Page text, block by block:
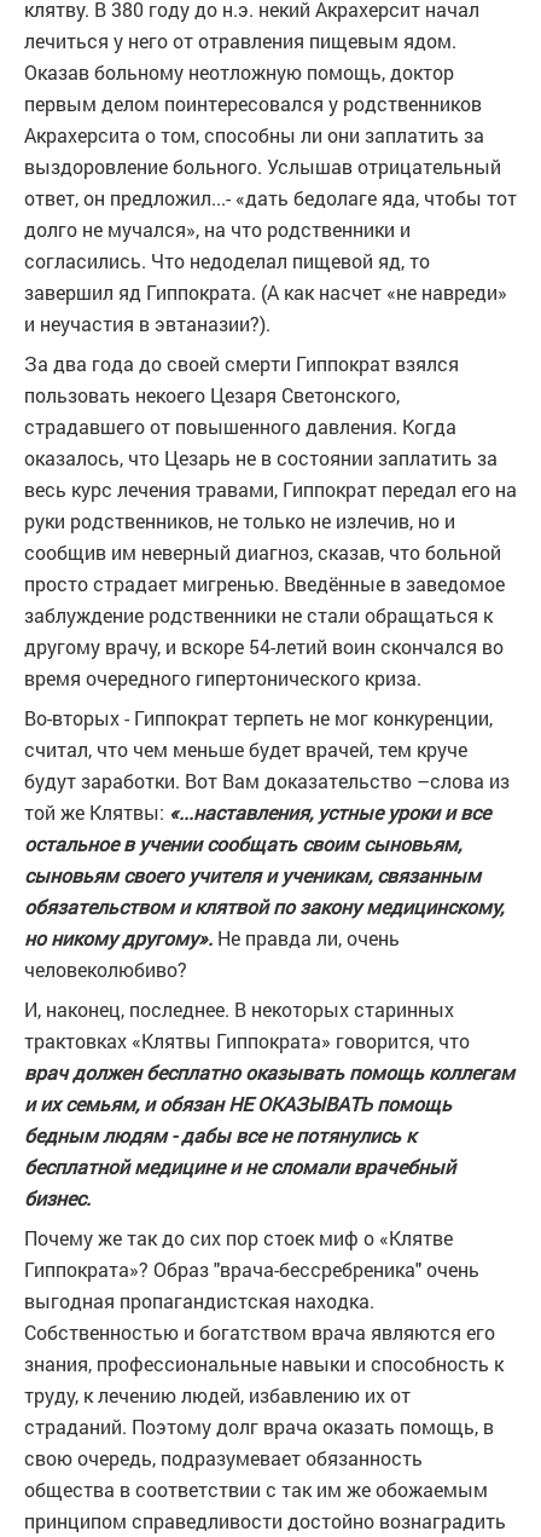
клятву. В 380 году до н.э. некий Акрахерсит начал
лечиться у него от отравления пищевым ядом.
Оказав больному неотложную помощь, доктор
первым делом поинтересовался у родственников
Акрахерсита о том, способны ли они заплатить за
выздоровление больного. Услышав отрицательный
ответ, он предложил...- «дать бедолаге яда, чтобы тот
долго не мучался», на что родственники и
согласились. Что недоделал пищевой яд, то
завершил яд Гиппократа. (А как насчет «не навреди»
и неучастия в эвтаназии?).
За два года до своей смерти Гиппократ взялся
пользовать некоего Цезаря Светонского,
страдавшего от повышенного давления. Когда
оказалось, что Цезарь не в состоянии заплатить за
весь курс лечения травами, Гиппократ передал его на
руки родственников, не только не излечив, но и
сообщив им неверный диагноз, сказав, что больной
просто страдает мигренью. Введённые в заведомое
заблуждение родственники не стали обращаться к
другому врачу, и вскоре 54-летий воин скончался во
время очередного гипертонического криза.
Во-вторых - Гиппократ терпеть не мог конкуренции,
считал, что чем меньше будет врачей, тем круче
будут заработки. Вот Вам доказательство –слова из
той же Клятвы: «...наставления, устные уроки и все
остальное в учении сообщать своим сыновьям,
сыновьям своего учителя и ученикам, связанным
обязательством и клятвой по закону медицинскому,
но никому другому». Не правда ли, очень
человеколюбиво?
И, наконец, последнее. В некоторых старинных
трактовках «Клятвы Гиппократа» говорится, что
врач должен бесплатно оказывать помощь коллегам
и их семьям, и обязан НЕ ОКАЗЫВАТЬ помощь
бедным людям - дабы все не потянулись к
бесплатной медицине и не сломали врачебный
бизнес.
Почему же так до сих пор стоек миф о «Клятве
Гиппократа»? Образ "врача-бессребреника" очень
выгодная пропагандистская находка.
Собственностью и богатством врача являются его
знания, профессиональные навыки и способность к
труду, к лечению людей, избавлению их от
страданий. Поэтому долг врача оказать помощь, в
свою очередь, подразумевает обязанность
общества в соответствии с так им же обожаемым
принципом справедливости достойно вознаградить